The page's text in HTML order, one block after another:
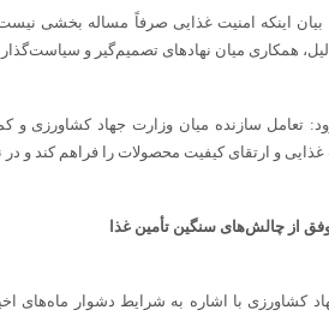
بیان اینکه امنیت غذایی صرفاً مساله بخشی
همکاری میان نهادهای تصمیم‌گیر و
تعامل سازنده میان وزارت جهاد کشاورزی
و ارتقای کیفیت محصولات را فراهم کند و
از چالش‌های سنگین تأمین غذا
کشاورزی با اشاره به شرایط دشوار ماه‌های